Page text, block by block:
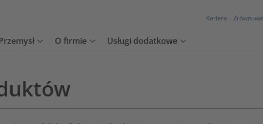
Kariera
O firmie Usługi dodatkowe